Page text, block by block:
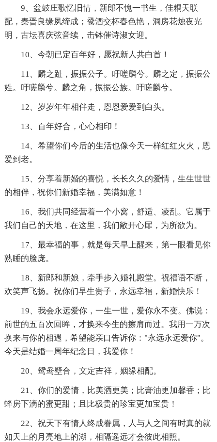
9、盆鼓庄歌忆旧情，新郎不愧一书生，佳耦天联
配，秦晋良缘夙缔成；卺酒交杯春色艳，洞房花烛夜光
明，古坛喜庆弦音续，击钵催诗淑女迎。
10、今朝已定百年好，愿祝新人共白首！
11、麟之趾，振振公子。吁嗟麟兮。麟之定，振振公
姓。吁嗟麟兮。麟之角，振振公族。吁嗟麟兮。
12、岁岁年年相伴走，恩恩爱爱到白头。
13、百年好合，心心相印！
14、希望你们今后的生活也像今天一样红红火火，恩
爱到老。
15、分享着新婚的喜悦，长长久久的爱情，生生世世
的相伴，祝你们新婚幸福，美满如意！
16、我们共同经营着一个小窝，舒适、凌乱。它属于
我们自己的天地，在这里，我们敞开心屝，为所欲为。
17、最幸福的事，就是每天早上醒来，第一眼看见你
熟睡的脸庞。
18、新郎和新娘，牵手步入婚礼殿堂。祝福语不断，
欢笑声飞扬。祝你们早生贵子，永远幸福，新婚快乐！
19、我会永远爱你，一生一世，爱你永不变。佛说：
前世的五百次回眸，才换来今生的擦肩而过。我用一万次
换来与你的相遇，希望能亲口告诉你："永远永远爱你"。
今天是结婚一周年纪念日，我爱你！
20、鸳鸯壁合，文定吉祥，姻缘相配。
21、你们的爱情，比美洒更美；比膏油更加馨香；比
蜂房下滴的蜜更甜；且比极贵的珍宝更加宝贵！
22、祝天下有情人终成眷属，人与人之间有时真的就
如天上的月亮地上的湖，相隔遥远才会彼此相照。